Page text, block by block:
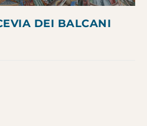
DEI BALCANI